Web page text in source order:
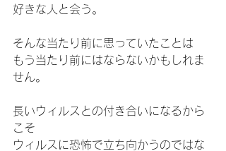
好きな人と会う。
そんな当たり前に思っていたことは
もう当たり前にはならないかもしれま
せん。
長いウィルスとの付き合いになるから
こそ
ウィルスに恐怖で立ち向かうのではな